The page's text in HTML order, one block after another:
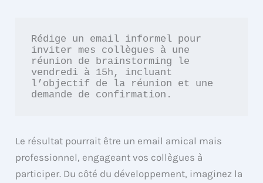
Rédige un email informel pour
inviter mes collègues à une
réunion de brainstorming le
vendredi à 15h, incluant
l’objectif de la réunion et une
demande de confirmation.
Le résultat pourrait être un email amical mais
professionnel, engageant vos collègues à
participer. Du côté du développement, imaginez la